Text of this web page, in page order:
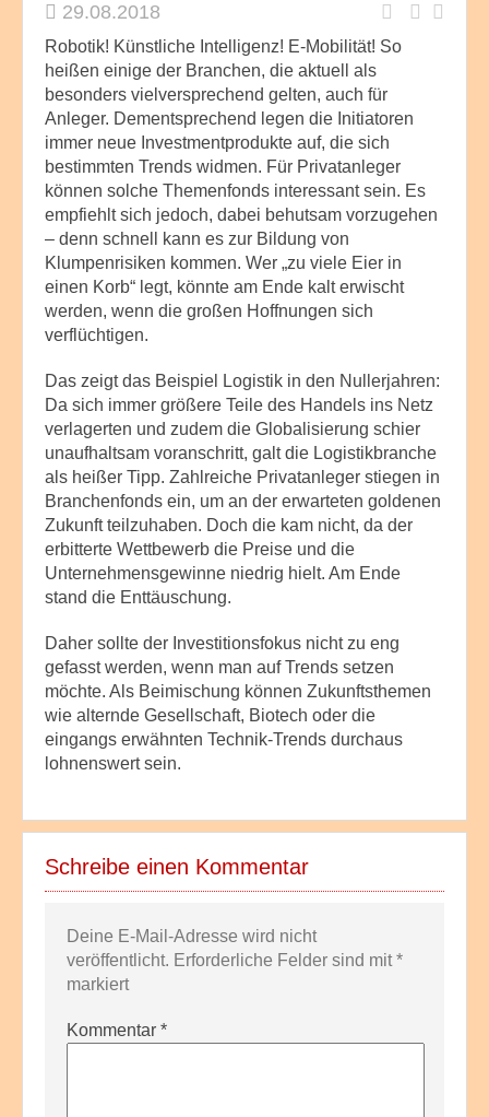
29.08.2018
Robotik! Künstliche Intelligenz! E-Mobilität! So
heißen einige der Branchen, die aktuell als
besonders vielversprechend gelten, auch für
Anleger. Dementsprechend legen die Initiatoren
immer neue Investmentprodukte auf, die sich
bestimmten Trends widmen. Für Privatanleger
können solche Themenfonds interessant sein. Es
empfiehlt sich jedoch, dabei behutsam vorzugehen
– denn schnell kann es zur Bildung von
Klumpenrisiken kommen. Wer „zu viele Eier in
einen Korb“ legt, könnte am Ende kalt erwischt
werden, wenn die großen Hoffnungen sich
verflüchtigen.
Das zeigt das Beispiel Logistik in den Nullerjahren:
Da sich immer größere Teile des Handels ins Netz
verlagerten und zudem die Globalisierung schier
unaufhaltsam voranschritt, galt die Logistikbranche
als heißer Tipp. Zahlreiche Privatanleger stiegen in
Branchenfonds ein, um an der erwarteten goldenen
Zukunft teilzuhaben. Doch die kam nicht, da der
erbitterte Wettbewerb die Preise und die
Unternehmensgewinne niedrig hielt. Am Ende
stand die Enttäuschung.
Daher sollte der Investitionsfokus nicht zu eng
gefasst werden, wenn man auf Trends setzen
möchte. Als Beimischung können Zukunftsthemen
wie alternde Gesellschaft, Biotech oder die
eingangs erwähnten Technik-Trends durchaus
lohnenswert sein.
Schreibe einen Kommentar
Deine E-Mail-Adresse wird nicht
veröffentlicht. Erforderliche Felder sind mit*
markiert
Kommentar *